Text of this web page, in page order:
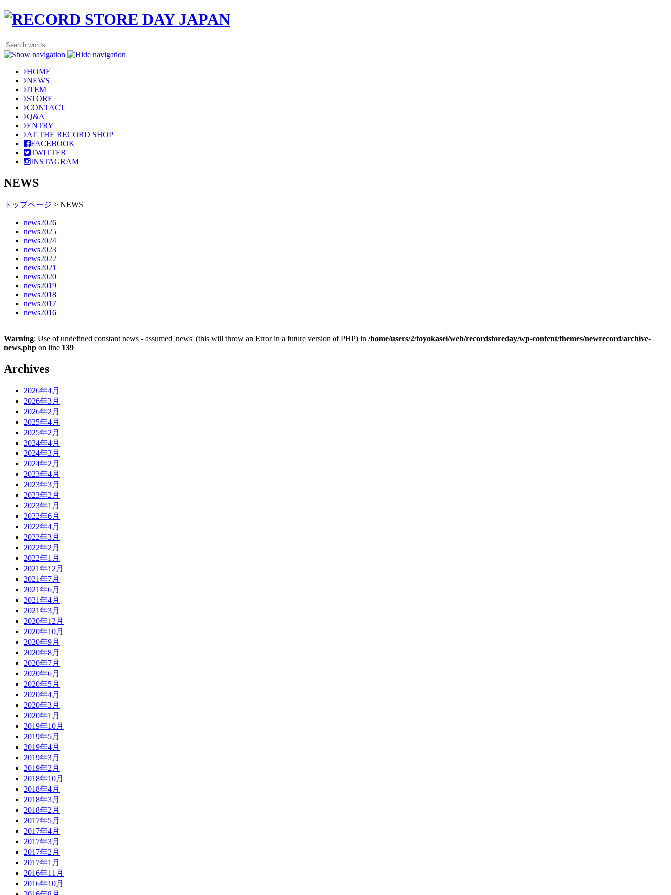
HOME
NEWS
ITEM
STORE
CONTACT
Q&A
ENTRY
AT THE RECORD SHOP
FACEBOOK
TWITTER
INSTAGRAM
NEWS
トップページ > NEWS
news2026
news2025
news2024
news2023
news2022
news2021
news2020
news2019
news2018
news2017
news2016
Warning: Use of undefined constant news - assumed 'news' (this will throw an Error in a future version of PHP) in /home/users/2/toyokasei/web/recordstoreday/wp-content/themes/newrecord/archive-
news.php on line 139
Archives
2026年4月
2026年3月
2026年2月
2025年4月
2025年2月
2024年4月
2024年3月
2024年2月
2023年4月
2023年3月
2023年2月
2023年1月
2022年6月
2022年4月
2022年3月
2022年2月
2022年1月
2021年12月
2021年7月
2021年6月
2021年4月
2021年3月
2020年12月
2020年10月
2020年9月
2020年8月
2020年7月
2020年6月
2020年5月
2020年4月
2020年3月
2020年1月
2019年10月
2019年5月
2019年4月
2019年3月
2019年2月
2018年10月
2018年4月
2018年3月
2018年2月
2017年5月
2017年4月
2017年3月
2017年2月
2017年1月
2016年11月
2016年10月